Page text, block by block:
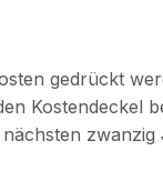
gedrückt
Kostendeckel
zwanzig